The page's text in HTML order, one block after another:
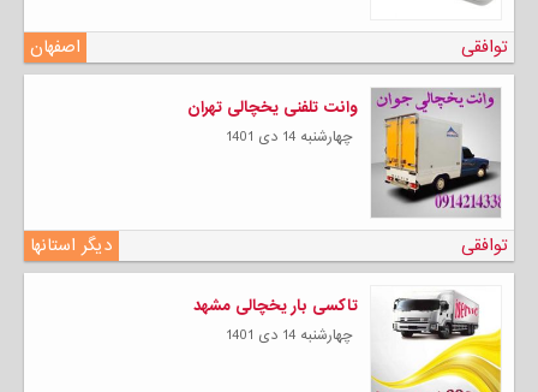
اصفهان توافقی
وانت تلفنی یخچالی تهران
چهارشنبه 14 دی 1401
دیگر استانها توافقی
تاکسی بار یخچالی مشهد
چهارشنبه 14 دی 1401